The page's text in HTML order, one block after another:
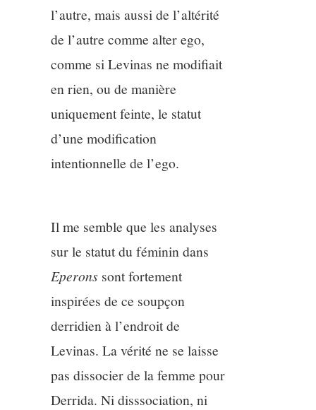
l’autre, mais aussi de l’altérité
de l’autre comme alter ego,
comme si Levinas ne modifiait
en rien, ou de manière
uniquement feinte, le statut
d’une modification
intentionnelle de l’ego.
Il me semble que les analyses
sur le statut du féminin dans
Eperons sont fortement
inspirées de ce soupçon
derridien à l’endroit de
Levinas. La vérité ne se laisse
pas dissocier de la femme pour
Derrida. Ni disssociation, ni